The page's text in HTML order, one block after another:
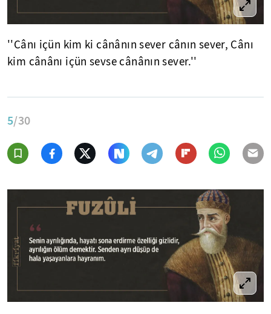
''Cânı içün kim ki cânânın sever cânın sever, Cânı
kim cânânı içün sevse cânânın sever.''
5/30